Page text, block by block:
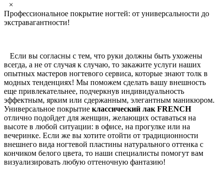
×
Профессиональное покрытие ногтей: от универсальности до
экстравагантности!
Если вы согласны с тем, что руки должны быть ухожены
всегда, а не от случая к случаю, то закажите услуги наших
опытных мастеров ногтевого сервиса, которые знают толк в
модных тенденциях! Мы поможем сделать вашу внешность
еще привлекательнее, подчеркнув индивидуальность
эффектным, ярким или сдержанным, элегантным маникюром.
Универсальное покрытие классический лак FRENCH
отлично подойдет для женщин, желающих оставаться на
высоте в любой ситуации: в офисе, на прогулке или на
вечеринке. Если же вы хотите отойти от традиционности
внешнего вида ногтевой пластины натурального оттенка с
кончиком белого цвета, то наши специалисты помогут вам
визуализировать любую оттеночную фантазию!